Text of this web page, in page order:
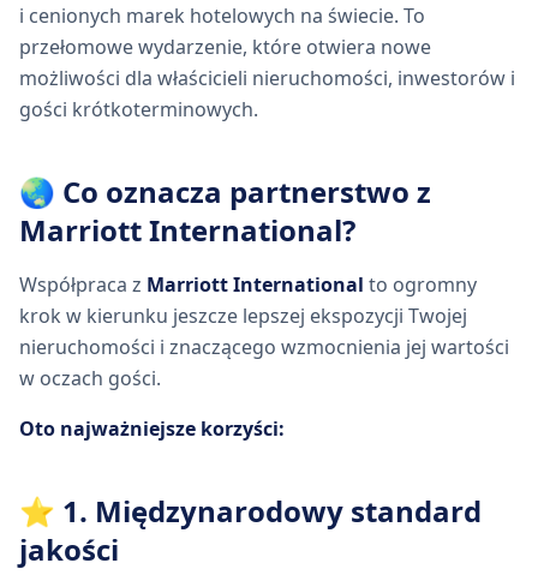
i cenionych marek hotelowych na świecie. To
przełomowe wydarzenie, które otwiera nowe
możliwości dla właścicieli nieruchomości, inwestorów i
gości krótkoterminowych.
🌏 Co oznacza partnerstwo z
Marriott International?
Współpraca z Marriott International to ogromny
krok w kierunku jeszcze lepszej ekspozycji Twojej
nieruchomości i znaczącego wzmocnienia jej wartości
w oczach gości.
Oto najważniejsze korzyści:
⭐ 1. Międzynarodowy standard
jakości